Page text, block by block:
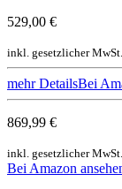
529,00 €
inkl. gesetzlicher MwSt.
mehr DetailsBei
869,99 €
inkl. gesetzlicher MwSt.
Bei Amazon